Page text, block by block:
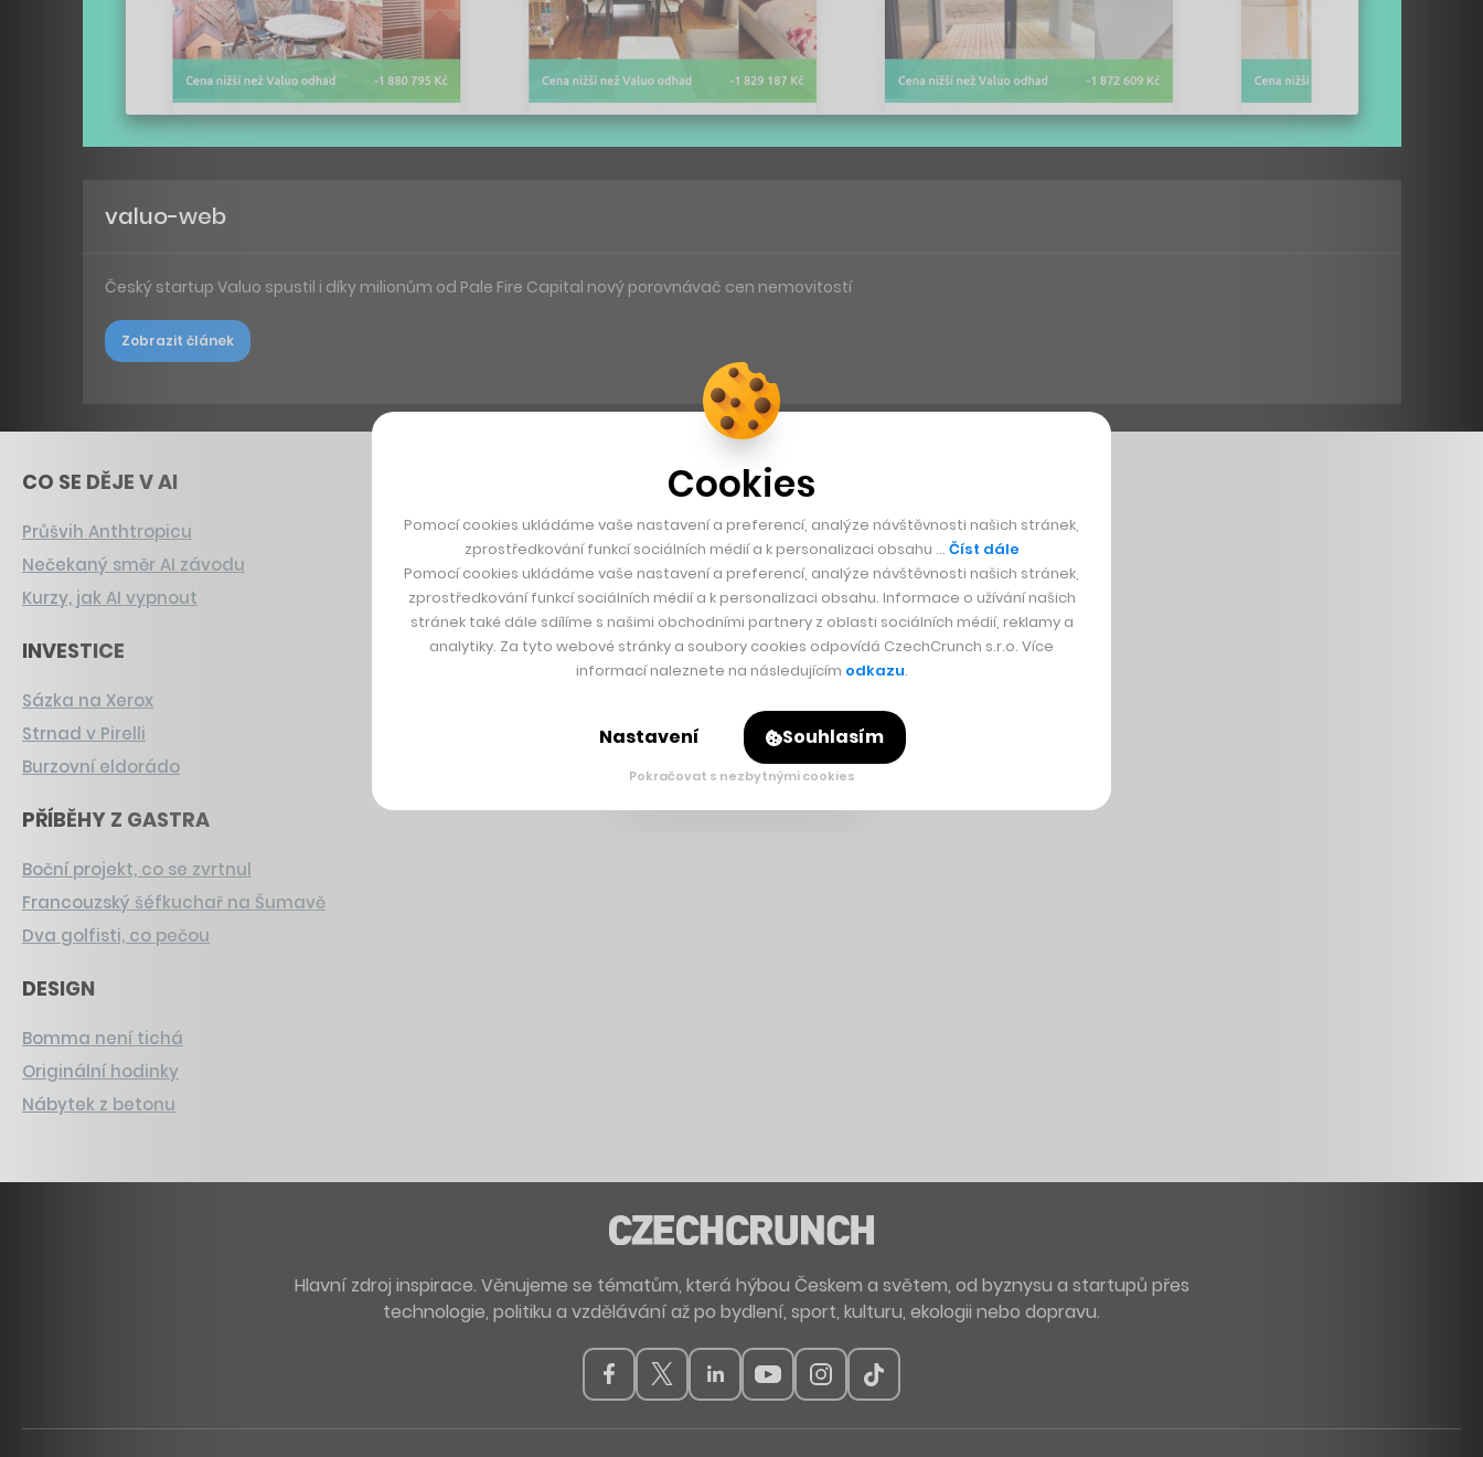
valuo-web
Český startup Valuo spustil i díky milionům od Pale Fire Capital nový porovnávač cen nemovitostí
Zobrazit článek
CO SE DĚJE V AI
Průšvih Anthtropicu
Nečekaný směr AI závodu
Kurzy, jak AI vypnout
INVESTICE
Sázka na Xerox
Strnad v Pirelli
Burzovní eldorádo
PŘÍBĚHY Z GASTRA
Boční projekt, co se zvrtnul
Francouzský šéfkuchař na Šumavě
Dva golfisti, co pečou
DESIGN
Bomma není tichá
Originální hodinky
Nábytek z betonu
Hlavní zdroj inspirace. Věnujeme se tématům, která hýbou Českem a světem, od byznysu a startupů přes
technologie, politiku a vzdělávání až po bydlení, sport, kulturu, ekologii nebo dopravu.
Cookies
Pomocí cookies ukládáme vaše nastavení a preferencí, analýze návštěvnosti našich stránek,
zprostředkování funkcí sociálních médií a k personalizaci obsahu … Číst dále
Pomocí cookies ukládáme vaše nastavení a preferencí, analýze návštěvnosti našich stránek,
zprostředkování funkcí sociálních médií a k personalizaci obsahu. Informace o užívání našich
stránek také dále sdílíme s našimi obchodními partnery z oblasti sociálních médií, reklamy a
analytiky. Za tyto webové stránky a soubory cookies odpovídá CzechCrunch s.r.o. Více
informací naleznete na následujícím odkazu.
Nastavení Souhlasím
Pokračovat s nezbytnými cookies